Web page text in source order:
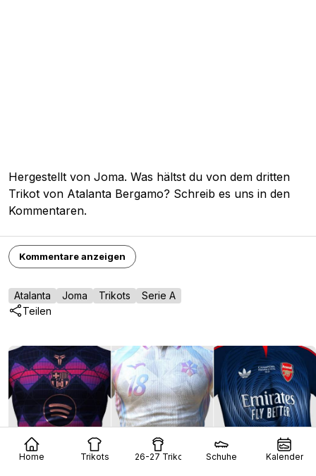
Home Trikots 26-27 Trikots Schuhe Kalender
Hergestellt von Joma. Was hältst du von dem dritten
Trikot von Atalanta Bergamo? Schreib es uns in den
Kommentaren.
Kommentare anzeigen
Atalanta Joma Trikots
Serie A
Teilen